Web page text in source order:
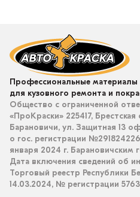
Профессиональные материалы
для кузовного ремонта и
Общество с ограниченной
«ПроКраски» 225417, Брестская
Барановичи, ул. Защитная 13
о гос. регистрации
января 2024 г. Барановичским
Дата включения сведений об
Торговый реестр Республики
14.03.2024, № регистрации